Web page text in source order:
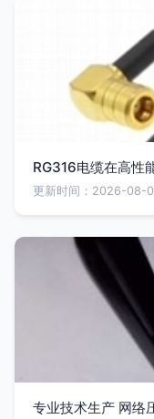
RG316电缆在高性
更新时间：2026-08-
专业技术生产 网络